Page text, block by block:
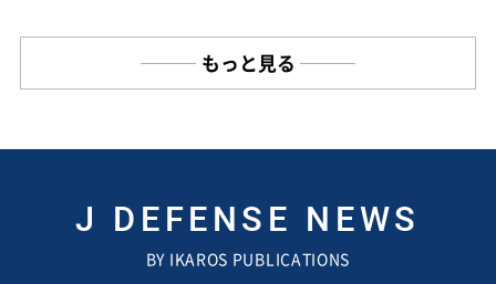
もっと見る
J DEFENSE NEWS
BY IKAROS PUBLICATIONS